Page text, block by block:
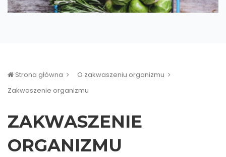
Strona główna
O zakwaszeniu organizmu
Zakwaszenie organizmu
ZAKWASZENIE
ORGANIZMU